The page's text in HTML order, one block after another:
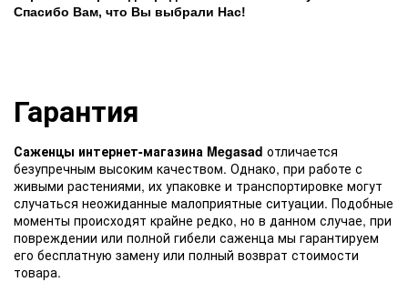
Спасибо Вам, что Вы выбрали Нас!
Гарантия
Саженцы интернет-магазина Megasad отличается
безупречным высоким качеством. Однако, при работе с
живыми растениями, их упаковке и транспортировке могут
случаться неожиданные малоприятные ситуации. Подобные
моменты происходят крайне редко, но в данном случае, при
повреждении или полной гибели саженца мы гарантируем
его бесплатную замену или полный возврат стоимости
товара.